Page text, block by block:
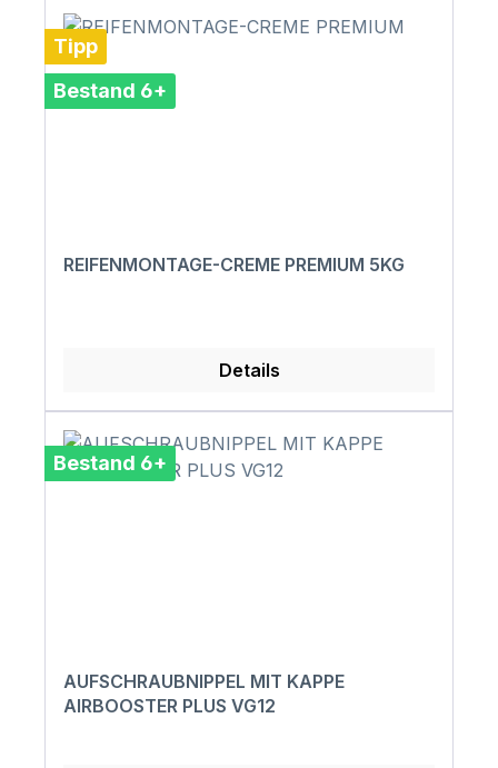
Tipp
Bestand 6+
REIFENMONTAGE-CREME PREMIUM 5KG
Details
Bestand 6+
AUFSCHRAUBNIPPEL MIT KAPPE
AIRBOOSTER PLUS VG12